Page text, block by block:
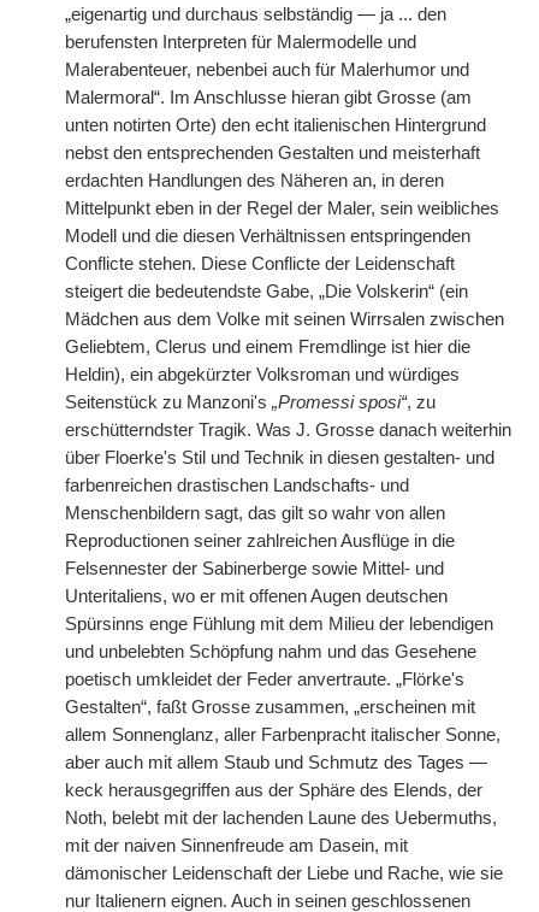
„eigenartig und durchaus selbständig — ja ... den
berufensten Interpreten für Malermodelle und
Malerabenteuer, nebenbei auch für Malerhumor und
Malermoral“. Im Anschlusse hieran gibt Grosse (am
unten notirten Orte) den echt italienischen Hintergrund
nebst den entsprechenden Gestalten und meisterhaft
erdachten Handlungen des Näheren an, in deren
Mittelpunkt eben in der Regel der Maler, sein weibliches
Modell und die diesen Verhältnissen entspringenden
Conflicte stehen. Diese Conflicte der Leidenschaft
steigert die bedeutendste Gabe, „Die Volskerin“ (ein
Mädchen aus dem Volke mit seinen Wirrsalen zwischen
Geliebtem, Clerus und einem Fremdlinge ist hier die
Heldin), ein abgekürzter Volksroman und würdiges
Seitenstück zu Manzoni's „Promessi sposi“, zu
erschütterndster Tragik. Was J. Grosse danach weiterhin
über Floerke's Stil und Technik in diesen gestalten- und
farbenreichen drastischen Landschafts- und
Menschenbildern sagt, das gilt so wahr von allen
Reproductionen seiner zahlreichen Ausflüge in die
Felsennester der Sabinerberge sowie Mittel- und
Unteritaliens, wo er mit offenen Augen deutschen
Spürsinns enge Fühlung mit dem Milieu der lebendigen
und unbelebten Schöpfung nahm und das Gesehene
poetisch umkleidet der Feder anvertraute. „Flörke's
Gestalten“, faßt Grosse zusammen, „erscheinen mit
allem Sonnenglanz, aller Farbenpracht italischer Sonne,
aber auch mit allem Staub und Schmutz des Tages —
keck herausgegriffen aus der Sphäre des Elends, der
Noth, belebt mit der lachenden Laune des Uebermuths,
mit der naiven Sinnenfreude am Dasein, mit
dämonischer Leidenschaft der Liebe und Rache, wie sie
nur Italienern eignen. Auch in seinen geschlossenen